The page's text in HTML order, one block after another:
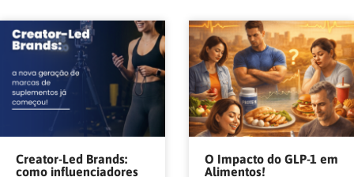
Creator-Led Brands:
como influenciadores
O Impacto do GLP-1 em
Alimentos!